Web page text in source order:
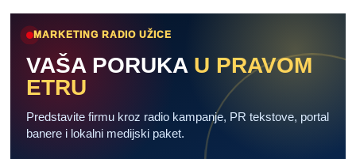
MARKETING RADIO UŽICE
VAŠA PORUKA U PRAVOM
ETRU
Predstavite firmu kroz radio kampanje, PR tekstove, portal
banere i lokalni medijski paket.